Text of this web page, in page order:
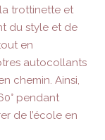
trottinette et
du style et de
en
autocollants
chemin. Ainsi,
pendant
de l’école en